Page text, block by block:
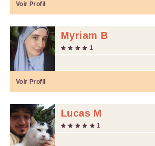
Voir Profil
Myriam B
1
Voir Profil
Lucas M
1